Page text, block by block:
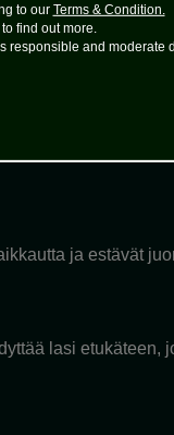
on tämän
kuten
ja estävät
lasi etukäteen,
to our Terms & Condition.
to find out more.
responsible and moderate